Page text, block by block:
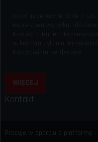
WIĘCEJ
Kontakt
Pracuje w oparciu o platformę